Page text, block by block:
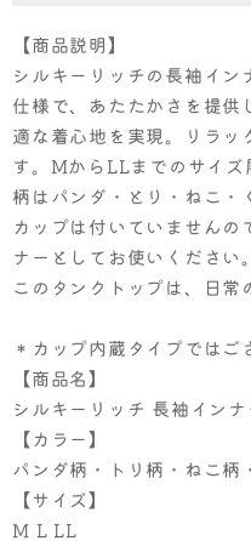
【商品説明】
シルキーリッチの長袖イン
仕様で、あたたかさを提供
適な着心地を実現。リラッ
す。MからLLまでのサイズ
柄はパンダ・とり・ねこ・
カップは付いていませんの
ナーとしてお使いください
このタンクトップは、日常
＊カップ内蔵タイプではご
【商品名】
シルキーリッチ 長袖インナ
【カラー】
パンダ柄・トリ柄・ねこ柄
【サイズ】
M L LL